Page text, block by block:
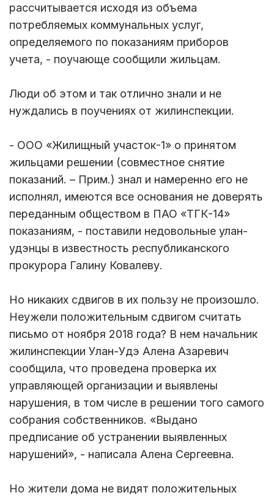
рассчитывается исходя из объема
потребляемых коммунальных услуг,
определяемого по показаниям приборов
учета, - поучающе сообщили жильцам.
Люди об этом и так отлично знали и не
нуждались в поучениях от жилинспекции.
- ООО «Жилищный участок-1» о принятом
жильцами решении (совместное снятие
показаний. – Прим.) знал и намеренно его не
исполнял, имеются все основания не доверять
переданным обществом в ПАО «ТГК-14»
показаниям, - поставили недовольные улан-
удэнцы в известность республиканского
прокурора Галину Ковалеву.
Но никаких сдвигов в их пользу не произошло.
Неужели положительным сдвигом считать
письмо от ноября 2018 года? В нем начальник
жилинспекции Улан-Удэ Алена Азаревич
сообщила, что проведена проверка их
управляющей организации и выявлены
нарушения, в том числе в решении того самого
собрания собственников. «Выдано
предписание об устранении выявленных
нарушений», - написала Алена Сергеевна.
Но жители дома не видят положительных